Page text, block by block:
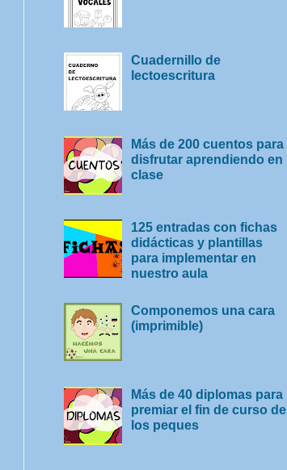
Cuadernillo de
lectoescritura
Más de 200 cuentos para
disfrutar aprendiendo en
clase
125 entradas con fichas
didácticas y plantillas
para implementar en
nuestro aula
Componemos una cara
(imprimible)
Más de 40 diplomas para
premiar el fin de curso de
los peques